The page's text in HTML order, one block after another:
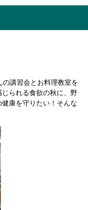
講習会とお料理教室を
られる食欲の秋に、野
康を守りたい！そんな